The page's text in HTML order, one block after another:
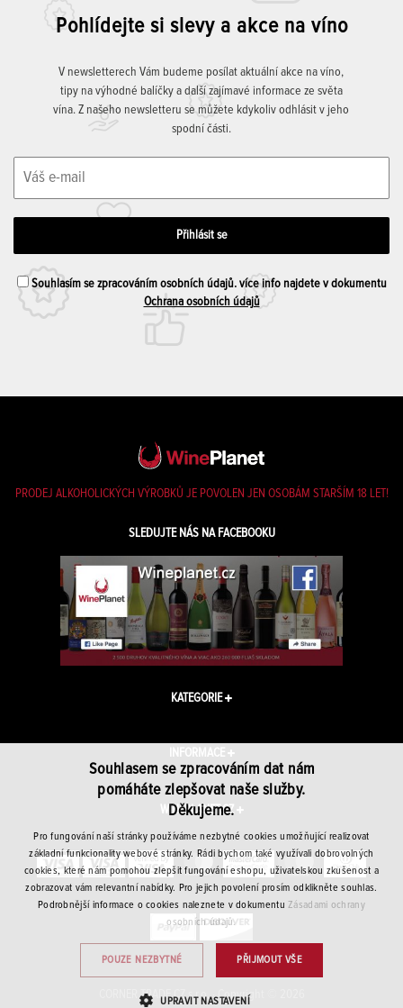
Pohlídejte si slevy a akce na víno
V newsletterech Vám budeme posílat aktuální akce na víno,
tipy na výhodné balíčky a další zajímavé informace ze světa
vína. Z našeho newsletteru se můžete kdykoliv odhlásit v jeho
spodní části.
Souhlasím se zpracováním osobních údajů. více info najdete v dokumentu
Ochrana osobních údajů
PRODEJ ALKOHOLICKÝCH VÝROBKŮ JE POVOLEN JEN OSOBÁM STARŠÍM 18 LET!
SLEDUJTE NÁS NA FACEBOOKU
KATEGORIE
INFORMACE
WINEPLANET.CZ
CORNER TRADE CZ s.r.o. · Copyright © 2026
Souhlasem se zpracováním dat nám
pomáháte zlepšovat naše služby.
Děkujeme.
Pro fungování naší stránky používáme nezbytné cookies umožňující realizovat
základní funkcionality webové stránky. Rádi bychom také využívali dobrovolných
cookies, které nám pomohou zlepšit fungování eshopu, uživatelskou zkušenost a
zobrazovat vám relevantní nabídky. Pro jejich povolení prosím odklikněte souhlas.
Podrobnější informace o cookies naleznete v dokumentuZásadami ochrany
osobních údajů.
PŘIJMOUT VŠE
POUZE NEZBYTNÉ
UPRAVIT NASTAVENÍ